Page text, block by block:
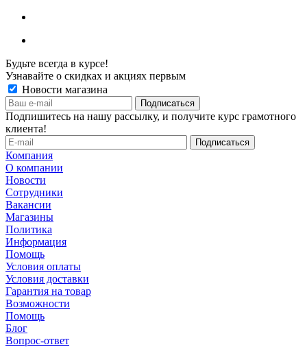
Будьте всегда в курсе!
Узнавайте о скидках и акциях первым
Новости магазина
Подпишитесь на нашу рассылку, и получите курс грамотного
клиента!
Компания
О компании
Новости
Сотрудники
Вакансии
Магазины
Политика
Информация
Помощь
Условия оплаты
Условия доставки
Гарантия на товар
Возможности
Помощь
Блог
Вопрос-ответ